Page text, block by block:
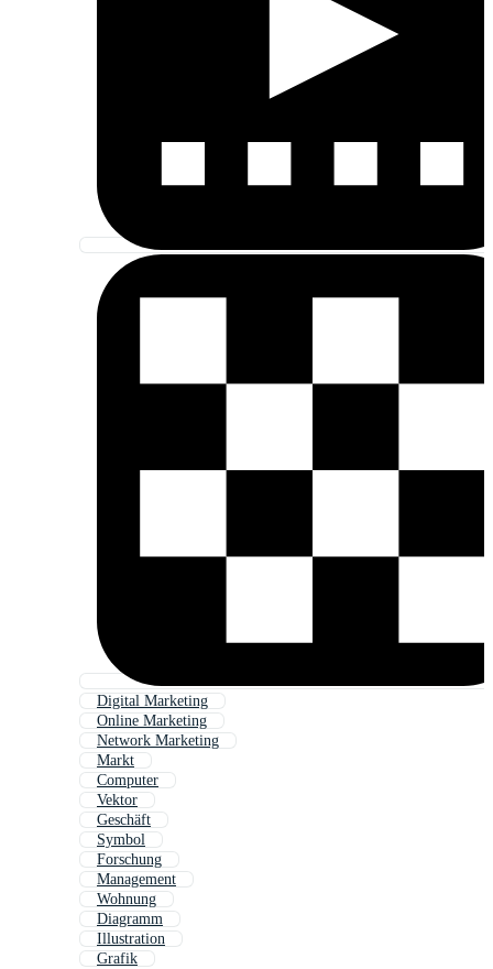
Digital Marketing
Online Marketing
Network Marketing
Markt
Computer
Vektor
Geschäft
Symbol
Forschung
Management
Wohnung
Diagramm
Illustration
Grafik